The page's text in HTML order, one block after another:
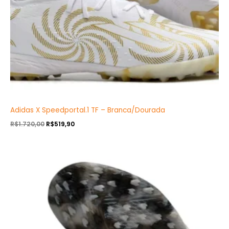
Adidas X Speedportal.1 TF – Branca/Dourada
R$1.720,00 R$519,90
original
era:
R$1.720,00.
preço
atual
R$519,90.